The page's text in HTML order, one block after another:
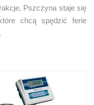
Pszczyna staje się
chcą spędzić ferie